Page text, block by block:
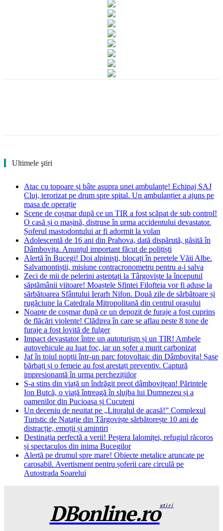
Ultimele ştiri
Atac cu topoare și bâte asupra unei ambulanțe! Echipaj SAJ
Cluj, terorizat pe drum spre spital. Un ambulanțier a ajuns pe
masa de operație
Scene de coșmar după ce un TIR a fost scăpat de sub control!
O casă și o mașină, distruse în urma accidentului devastator.
Șoferul mastodontului ar fi adormit la volan
Adolescentă de 16 ani din Prahova, dată dispărută, găsită în
Dâmbovița. Anunțul important făcut de polițiști
Alertă în Bucegi! Doi alpiniști, blocați în peretele Văii Albe.
Salvamontiștii, misiune contracronometru pentru a-i salva
Zeci de mii de pelerini așteptați la Târgoviște la începutul
săptămânii viitoare! Moaștele Sfintei Filofteia vor fi aduse la
sărbătoarea Sfântului Ierarh Nifon. Două zile de sărbătoare și
rugăciune la Catedrala Mitropolitană din centrul orașului
Noapte de coșmar după ce un depozit de furaje a fost cuprins
de flăcări violente! Clădirea în care se aflau peste 8 tone de
furaje a fost lovită de fulger
Impact devastator între un autoturism și un TIR! Ambele
autovehicule au luat foc, iar un șofer a murit carbonizat
Jaf în toiul nopții într-un parc fotovoltaic din Dâmbovița! Șase
bărbați și o femeie au fost arestați preventiv. Captură
impresionantă în urma perchezițiilor
S-a stins din viață un îndrăgit preot dâmbovițean! Părintele
Ion Butcă, o viață întreagă în slujba lui Dumnezeu și a
oamenilor din Pucioasa și Cucuteni
Un deceniu de neuitat pe „Litoralul de acasă!” Complexul
Turistic de Natație din Târgoviște sărbătorește 10 ani de
distracție, emoții și amintiri
Destinația perfectă a verii! Peștera Ialomiței, refugiul răcoros
și spectaculos din inima Bucegilor
Alertă pe drumul spre mare! Obiecte metalice aruncate pe
carosabil. Avertisment pentru șoferii care circulă pe
Autostrada Soarelui
DBonline.rostiri